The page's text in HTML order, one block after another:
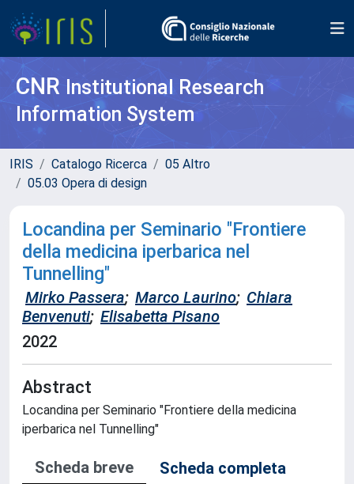
CNR Institutional Research
Information System
IRIS Catalogo Ricerca
05 Altro
05.03 Opera di design
Locandina per Seminario "Frontiere
della medicina iperbarica nel
Tunnelling"
Mirko Passera; Marco Laurino; Chiara
Benvenuti; Elisabetta Pisano
2022
Abstract
Locandina per Seminario "Frontiere della medicina
iperbarica nel Tunnelling"
Scheda breve
Scheda completa